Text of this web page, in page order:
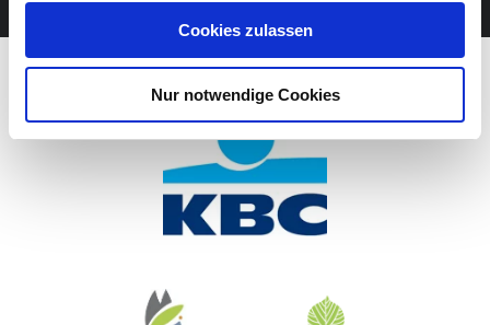
Cookies zulassen
Nur notwendige Cookies